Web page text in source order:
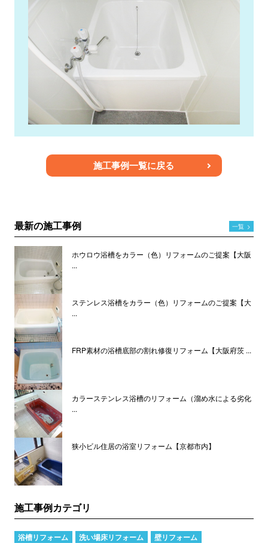
施工事例一覧に戻る
最新の施工事例
ホウロウ浴槽をカラー（色）リフォームのご提案【大阪
...
ステンレス浴槽をカラー（色）リフォームのご提案【大
...
FRP素材の浴槽底部の割れ修復リフォーム【大阪府茨 ...
カラーステンレス浴槽のリフォーム（溜め水による劣化
...
狭小ビル住居の浴室リフォーム【京都市内】
一覧 >
施工事例カテゴリ
浴槽リフォーム 洗い場床リフォーム
壁リフォーム